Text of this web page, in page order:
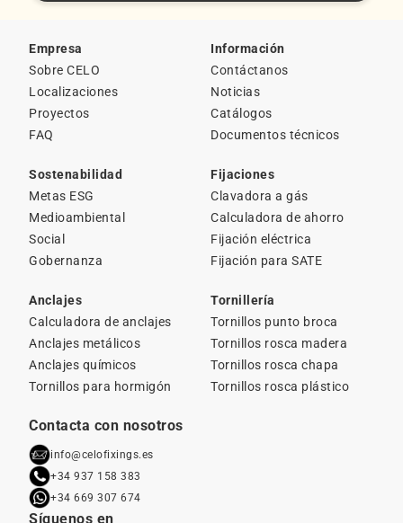
Empresa
Sobre CELO
Localizaciones
Proyectos
FAQ
Información
Contáctanos
Noticias
Catálogos
Documentos técnicos
Sostenabilidad
Metas ESG
Medioambiental
Social
Gobernanza
Fijaciones
Clavadora a gás
Calculadora de ahorro
Fijación eléctrica
Fijación para SATE
Anclajes
Calculadora de anclajes
Anclajes metálicos
Anclajes químicos
Tornillos para hormigón
Tornillería
Tornillos punto broca
Tornillos rosca madera
Tornillos rosca chapa
Tornillos rosca plástico
Contacta con nosotros
info@celofixings.es
+34 937 158 383
+34 669 307 674
Síguenos en